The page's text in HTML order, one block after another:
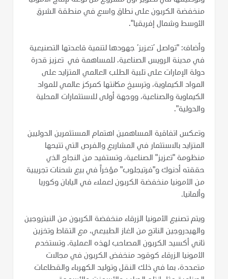
منخفضة الكربون على نطاق واسع في منطقة الشرق
الأوسط وشمال إفريقيا".
وأضاف: "تواصل ’تعزيز‘ جهودها لتنمية قاعدتها التصنيعية
في مدينة الرويس الصناعية، للمساهمة في تعزيز قدرة
دولة الإمارات على تلبية الطلب العالمي المتزايد على
المواد الكيماوية، وترسيخ مكانتها كمركز عالمي للمواد
الكيماوية والصناعية، ووجهة أولى للاستثمارات المحلية
والدولية".
وتعكس اتفاقية المساهمين اهتمام المستثمرين الدوليين
المتزايد بالاستثمار في المشاريع والفرص التي تتيحها
منظومة "تعزيز" الصناعية، وتستفيد من النجاح الذي
حققته أدنوك و"فرتيجلوب" مؤخراً في بيع شحنات تجريبية
من الأمونيا منخفضة الكربون لعملاء في اليابان وكوريا
وألمانيا.
ويتم تصنيع الأمونيا الزرقاء منخفضة الكربون من النيتروجين
والهيدروجين الناتج من الغاز الطبيعي، مع التقاط وتخزين
ثاني أكسيد الكربون المصاحب لهذه العملية. وتستخدم
الأمونيا الزرقاء كوقود منخفض الكربون في مجالات
متعددة، بما في ذلك النقل وتوليد الكهرباء والقطاعات